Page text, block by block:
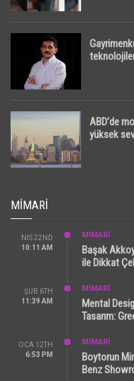
ABD’de
yüksek
MIMARI
NIS 22ND
10:11 AM
MİMARİ
Başak
ile Dikkat
ŞUB 6TH
11:39 AM
MİMARİ
Mental
Tasarım:
OCA 12TH
6:53 PM
MİMARİ
Boytorun
Benz